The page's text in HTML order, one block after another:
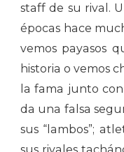
staff de su rival.
épocas hace
vemos payasos
historia o vemos
la fama junto
da una falsa
sus “lambos”;